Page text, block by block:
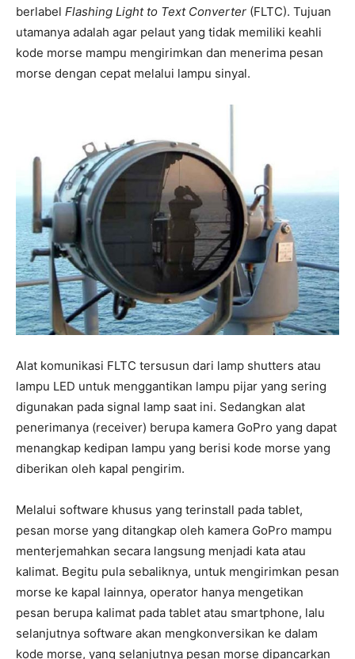
berlabel Flashing Light to Text Converter (FLTC). Tujuan
utamanya adalah agar pelaut yang tidak memiliki keahli
kode morse mampu mengirimkan dan menerima pesan
morse dengan cepat melalui lampu sinyal.
Alat komunikasi FLTC tersusun dari lamp shutters atau
lampu LED untuk menggantikan lampu pijar yang sering
digunakan pada signal lamp saat ini. Sedangkan alat
penerimanya (receiver) berupa kamera GoPro yang dapat
menangkap kedipan lampu yang berisi kode morse yang
diberikan oleh kapal pengirim.
Melalui software khusus yang terinstall pada tablet,
pesan morse yang ditangkap oleh kamera GoPro mampu
menterjemahkan secara langsung menjadi kata atau
kalimat. Begitu pula sebaliknya, untuk mengirimkan pesan
morse ke kapal lainnya, operator hanya mengetikan
pesan berupa kalimat pada tablet atau smartphone, lalu
selanjutnya software akan mengkonversikan ke dalam
kode morse, yang selanjutnya pesan morse dipancarkan